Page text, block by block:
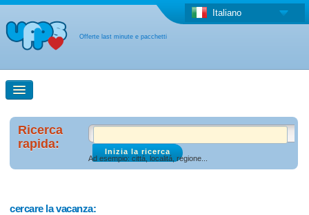
Offerte last minute e pacchetti
Italiano
Ricerca rapida
Ricerca con la mappa
Offerta last minute + Offerta forfettaria
Ricerca
rapida:
Ad esempio: cittá, localitá, regione...
cercare la vacanza: